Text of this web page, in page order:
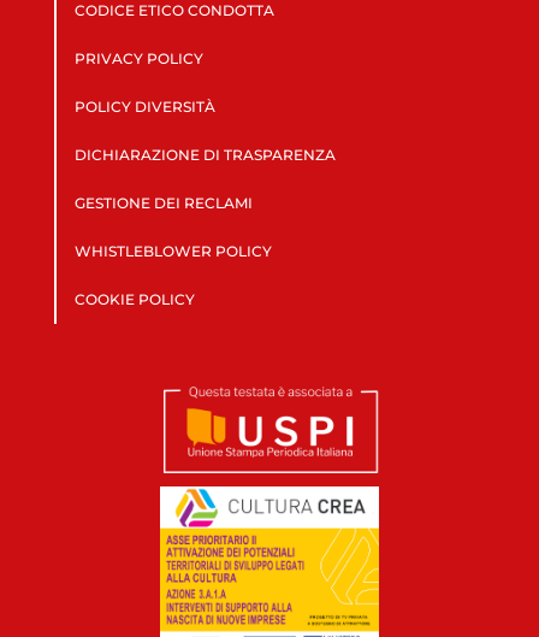
CODICE ETICO CONDOTTA
PRIVACY POLICY
POLICY DIVERSITÀ
DICHIARAZIONE DI TRASPARENZA
GESTIONE DEI RECLAMI
WHISTLEBLOWER POLICY
COOKIE POLICY